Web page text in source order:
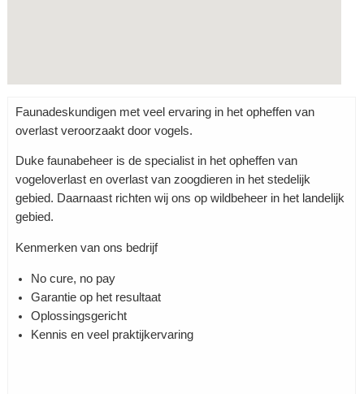
Faunadeskundigen met veel ervaring in het opheffen van
overlast veroorzaakt door vogels.
Duke faunabeheer is de specialist in het opheffen van
vogeloverlast en overlast van zoogdieren in het stedelijk
gebied. Daarnaast richten wij ons op wildbeheer in het landelijk
gebied.
Kenmerken van ons bedrijf
No cure, no pay
Garantie op het resultaat
Oplossingsgericht
Kennis en veel praktijkervaring